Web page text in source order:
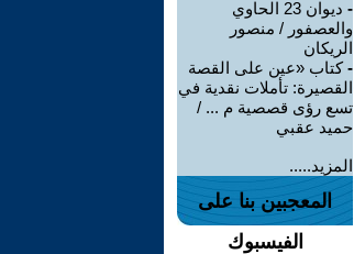
-
ديوان 23 الحاوي
والعصفور / منصور
الريكان
-كتاب «عين على القصة
القصيرة: تأملات نقدية في
تسع رؤى قصصية م ... /
حميد عقبي
المزيد.....
المعجبين بنا على
الفيسبوك